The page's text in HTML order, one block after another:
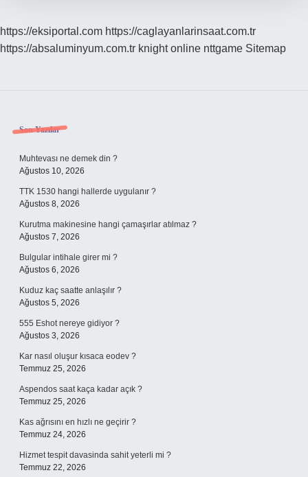
https://eksiportal.com https://caglayanlarinsaat.com.tr
https://absaluminyum.com.tr knight online nttgame Sitemap
Sidebar
Son Yazılar
Muhtevası ne demek din ?
Ağustos 10, 2026
TTK 1530 hangi hallerde uygulanır ?
Ağustos 8, 2026
Kurutma makinesine hangi çamaşırlar atılmaz ?
Ağustos 7, 2026
Bulgular intihale girer mi ?
Ağustos 6, 2026
Kuduz kaç saatte anlaşılır ?
Ağustos 5, 2026
555 Eshot nereye gidiyor ?
Ağustos 3, 2026
Kar nasıl oluşur kısaca eodev ?
Temmuz 25, 2026
Aspendos saat kaça kadar açık ?
Temmuz 25, 2026
Kas ağrısını en hızlı ne geçirir ?
Temmuz 24, 2026
Hizmet tespit davasinda sahit yeterli mi ?
Temmuz 22, 2026